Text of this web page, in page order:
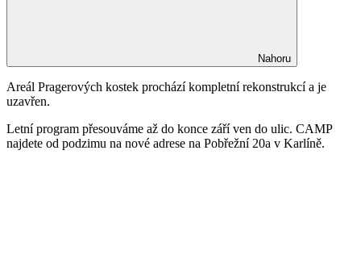
Nahoru
Areál Pragerových kostek prochází kompletní rekonstrukcí a je
uzavřen.
Letní program přesouváme až do konce září ven do ulic. CAMP
najdete od podzimu na nové adrese na Pobřežní 20a v Karlíně.